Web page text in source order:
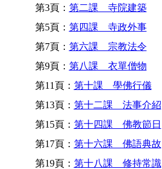
第3頁： 第二課 寺院建築
第5頁： 第四課 寺政外事
第7頁： 第六課 宗教法令
第9頁： 第八課 衣單僧物
第11頁： 第十課 學佛行儀
第13頁： 第十二課 法事介紹
第15頁： 第十四課 佛教節日
第17頁： 第十六課 佛語典故
第19頁： 第十八課 修持常識